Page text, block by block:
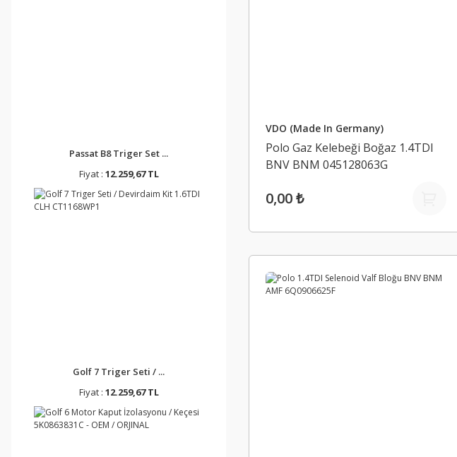
Passat B8 Triger Set ...
Fiyat : 12.259,67 TL
Golf 7 Triger Seti / ...
Fiyat : 12.259,67 TL
VDO (Made In Germany)
Polo Gaz Kelebeği Boğaz 1.4TDI
BNV BNM 045128063G
0,00 ₺